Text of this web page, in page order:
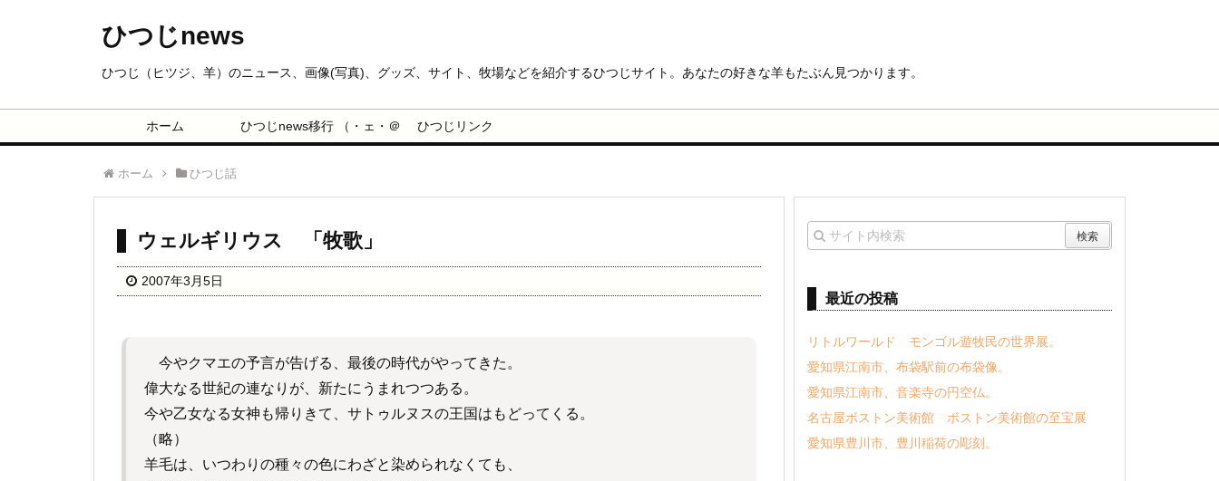
ひつじnews
ひつじ（ヒツジ、羊）のニュース、画像(写真)、グッズ、サイト、牧場などを紹介するひつじサイト。あなたの好きな羊もたぶん見つかります。
ホーム ひつじnews移行 （・ェ・＠ ひつじリンク
ホーム ひつじ話
ウェルギリウス 「牧歌」
2007年3月5日
今やクマエの予言が告げる、最後の時代がやってきた。
偉大なる世紀の連なりが、新たにうまれつつある。
今や乙女なる女神も帰りきて、サトゥルヌスの王国はもどってくる。
（略）
羊毛は、いつわりの種々の色にわざと染められなくても、
最近の投稿
リトルワールド モンゴル遊牧民の世界展。
愛知県江南市、布袋駅前の布袋像。
愛知県江南市、音楽寺の円空仏。
名古屋ボストン美術館 ボストン美術館の至宝展
愛知県豊川市、豊川稲荷の彫刻。